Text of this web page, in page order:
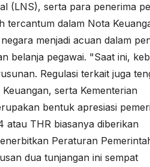
(LNS), serta para penerima
tercantum dalam Nota
menjadi acuan dalam
belanja pegawai. "Saat ini,
Regulasi terkait juga
serta Kementerian
bentuk apresiasi
atau THR biasanya diberikan
Peraturan
dua tunjangan ini sempat